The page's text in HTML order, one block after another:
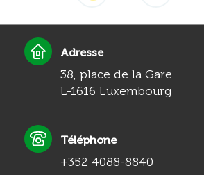
Adresse
38, place de la Gare
L-1616 Luxembourg
Téléphone
+352 4088-8840